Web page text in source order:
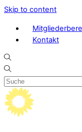
Skip to content
Kontakt